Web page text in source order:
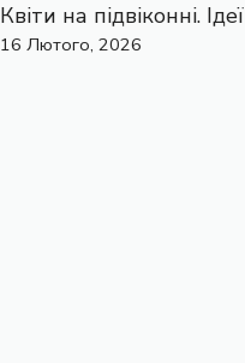
Квіти на підвіконні. Ідеї
16 Лютого, 2026